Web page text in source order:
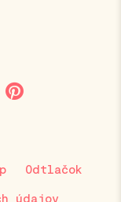
Odtlačok
údajov